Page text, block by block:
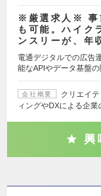
※厳選求人※ 事
も可能。ハイク
ンスリーが、年
電通デジタルでの広告
能なAPIやデータ基盤
会社概要
クリエイ
ィングやDXによる企
興